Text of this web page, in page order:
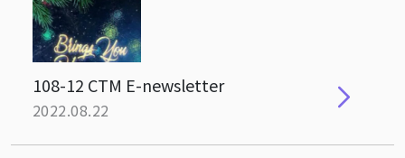
108-12 CTM E-newsletter
2022.08.22